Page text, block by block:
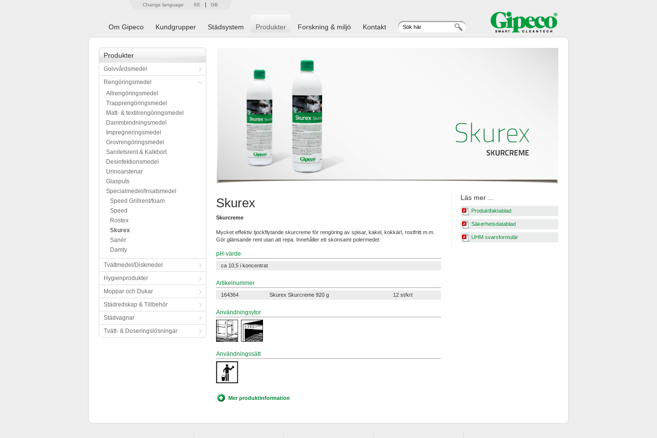
Change language SE GB
Om Gipeco Kundgrupper Städsystem Produkter Forskning & miljö Kontakt
Produkter
Golvvårdsmedel
Rengöringsmedel
Allrengöringsmedel
Trapprengöringsmedel
Matt- & textilrengöringsmedel
Dammbindningsmedel
Impregneringsmedel
Grovrengöringsmedel
Sanitetsrent & Kalkbort
Desinfektionsmedel
Urinoarstenar
Glasputs
Specialmedel/Insatsmedel
Speed Grillrent/foam
Speed
Rostex
Skurex
Sanér
Damty
Tvättmedel/Diskmedel
Hygienprodukter
Moppar och Dukar
Städredskap & Tillbehör
Städvagnar
Tvätt- & Doseringslösningar
Skurex
Skurcreme
Mycket effektiv tjockflytande skurcreme för rengöring av spisar, kakel, kokkärl, rostfritt m.m.
Gör glänsande rent utan att repa. Innehåller ett skonsamt polermedel.
pH-värde
ca 10,5 i koncentrat
Artikelnummer
164364 Skurex Skurcreme 920 g 12 st/krt
Användningsytor
Användningssätt
Mer produktinformation
Läs mer ...
Produktfaktablad
Säkerhetsdatablad
UHM svarsformulär